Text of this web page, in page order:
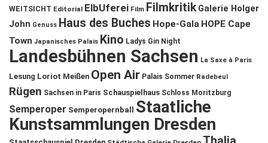
WEITSICHT Editorial ElbUferei Film Filmkritik Galerie Holger
John Genuss Haus des Buches Hope-Gala HOPE Cape
Town Japanisches Palais Kino Ladys Gin Night
Landesbühnen Sachsen La Saxe à Paris
Lesung Loriot Meißen Open Air Palais Sommer Radebeul
Rügen Sachsen in Paris Schauspielhaus Schloss Moritzburg
Semperoper Semperopernball
Staatliche
Kunstsammlungen Dresden